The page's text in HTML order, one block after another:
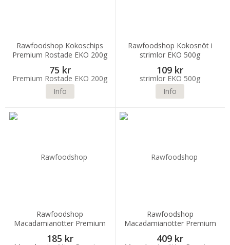
Rawfoodshop Kokoschips
Premium Rostade EKO 200g
75 kr
Info
Rawfoodshop Kokosnöt i
strimlor EKO 500g
109 kr
Info
Rawfoodshop
Macadamianötter Premium
RAW EKO 200g
185 kr
Rawfoodshop
Macadamianötter Premium
RAW EKO 500g
409 kr